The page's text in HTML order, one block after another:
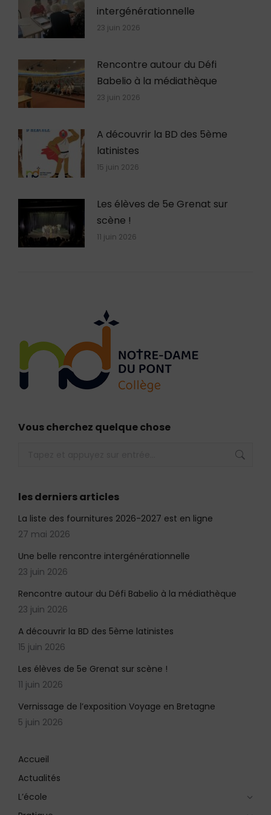
intergénérationnelle
23 juin 2026
Rencontre autour du Défi
Babelio à la médiathèque
23 juin 2026
A découvrir la BD des 5ème
latinistes
15 juin 2026
Les élèves de 5e Grenat sur
scène !
11 juin 2026
Vous cherchez quelque chose
les derniers articles
La liste des fournitures 2026-2027 est en ligne
27 mai 2026
Une belle rencontre intergénérationnelle
23 juin 2026
Rencontre autour du Défi Babelio à la médiathèque
23 juin 2026
A découvrir la BD des 5ème latinistes
15 juin 2026
Les élèves de 5e Grenat sur scène !
11 juin 2026
Vernissage de l’exposition Voyage en Bretagne
5 juin 2026
Accueil
Actualités
L’école